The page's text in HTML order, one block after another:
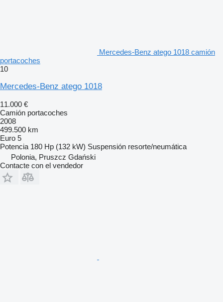
Mercedes-Benz atego 1018 camión
portacoches
10
Mercedes-Benz atego 1018
11.000 €
Camión portacoches
2008
499.500 km
Euro 5
Potencia 180 Hp (132 kW) Suspensión resorte/neumática
Polonia, Pruszcz Gdański
Contacte con el vendedor